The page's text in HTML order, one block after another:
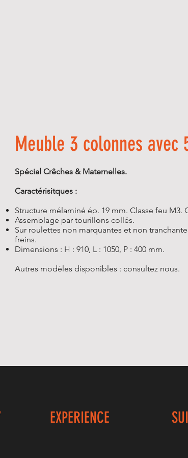
Meuble 3 colonnes
Spécial Crêches & Maternelles.
Caractérisitques :
Structure mélaminé ép. 19 mm. Classe feu M3.
Assemblage par tourillons collés.
Sur roulettes non marquantes et non
freins.
Dimensions : H : 910, L : 1050, P : 400 mm.
Autres modèles disponibles : consultez nous.
EXPERIENCE